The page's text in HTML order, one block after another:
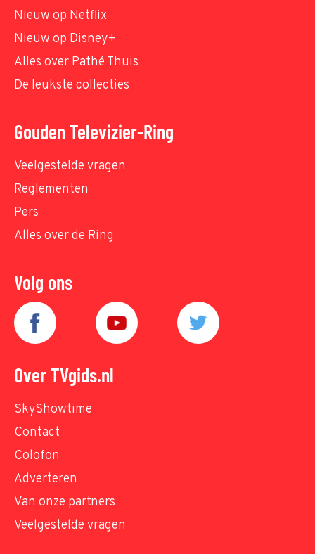
Nieuw op Netflix
Nieuw op Disney+
Alles over Pathé Thuis
De leukste collecties
Gouden Televizier-Ring
Veelgestelde vragen
Reglementen
Pers
Alles over de Ring
Volg ons
Over TVgids.nl
SkyShowtime
Contact
Colofon
Adverteren
Van onze partners
Veelgestelde vragen